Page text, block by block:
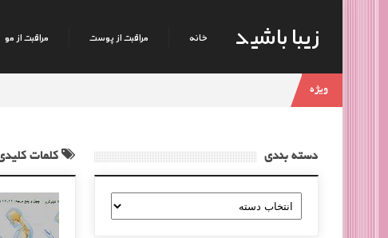
زیبا باشید خانه مراقبت از پوست مراقبت از مو
ویژه
کلمات دسته بندی
دسته
بندی